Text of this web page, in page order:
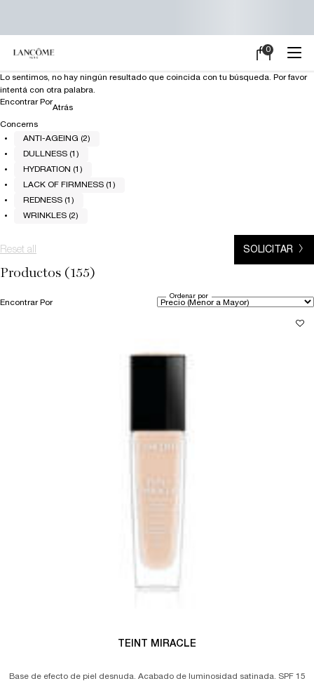
Mi
0
0 producto
Main content
Lo sentimos, no hay ningún resultado que coincida con tu búsqueda. Por favor
intentá con otra palabra.
Refinements menu
Encontrar Por
Atrás
Concerns
ANTI-AGEING (2)
DULLNESS (1)
HYDRATION (1)
LACK OF FIRMNESS (1)
REDNESS (1)
WRINKLES (2)
Reset all SOLICITAR
Productos (155)
Encontrar Por
Ordenar por
TEINT MIRACLE
Base de efecto de piel desnuda. Acabado de luminosidad satinada. SPF 15